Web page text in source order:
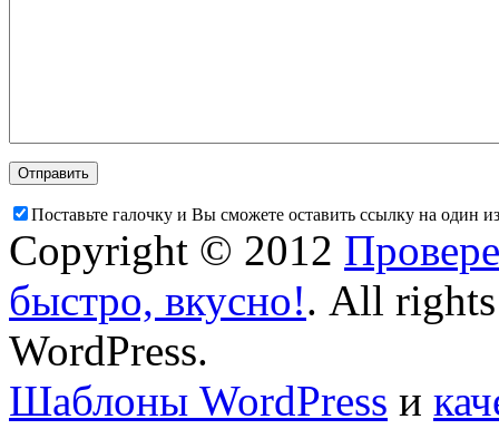
Поставьте галочку и Вы сможете оставить ссылку на один
Copyright © 2012
быстро, вкусно!. All rights
WordPress.
Шаблоны WordPress и